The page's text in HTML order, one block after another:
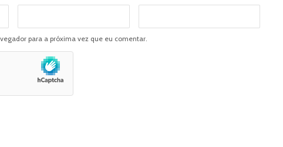
para a próxima vez que eu comentar.